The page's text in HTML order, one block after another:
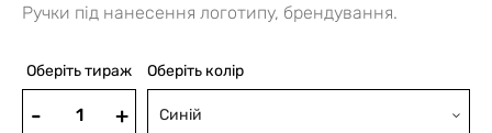
Ручки під нанесення логотипу, брендування.
Оберіть тираж Оберіть колір
Синій